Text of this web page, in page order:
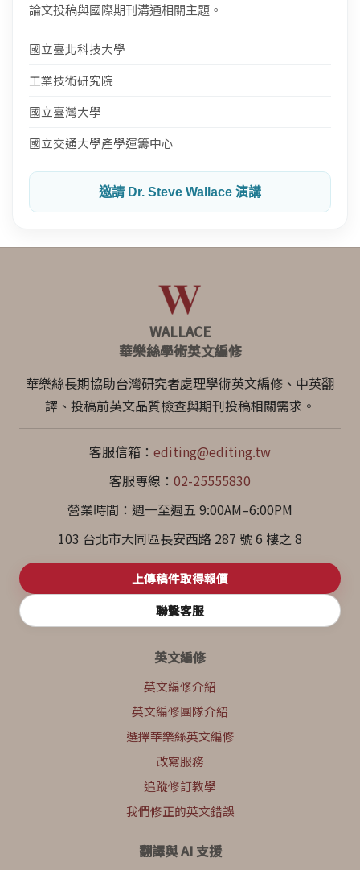
論文投稿與國際期刊溝通相關主題。
國立臺北科技大學
工業技術研究院
國立臺灣大學
國立交通大學產學運籌中心
邀請 Dr. Steve Wallace 演講
WALLACE
華樂絲學術英文編修
華樂絲長期協助台灣研究者處理學術英文編修、中英翻
譯、投稿前英文品質檢查與期刊投稿相關需求。
客服信箱： editing@editing.tw
客服專線： 02-25555830
營業時間：週一至週五 9:00AM–6:00PM
103 台北市大同區長安西路 287 號 6 樓之 8
上傳稿件取得報價
聯繫客服
英文編修
英文編修介紹
英文編修團隊介紹
選擇華樂絲英文編修
改寫服務
追蹤修訂教學
我們修正的英文錯誤
翻譯與 AI 支援